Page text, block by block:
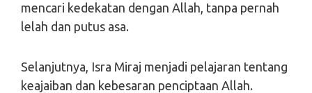
mencari kedekatan dengan Allah, tanpa pernah
lelah dan putus asa.
Selanjutnya, Isra Miraj menjadi pelajaran tentang
keajaiban dan kebesaran penciptaan Allah.